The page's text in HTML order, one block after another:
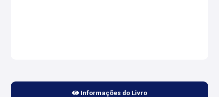
Informações do Livro